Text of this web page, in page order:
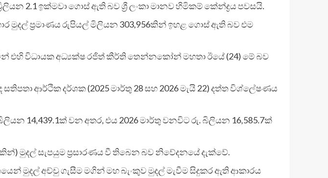
2.1 ඉක්මවා ගොස් ඇති බව ශ්‍රී ලංකා මානව හිමිකම් කේන්ද්‍රය පවසයි.
මුදල් ප්‍රමාණය රුපියල් මිලියන 303,956කින් ඉහළ ගොස් ඇති බව එම
එහි විධායක අධ්‍යක්ෂ රජිත් කීර්ති තෙන්නකෝන් මහතා ඊයේ (24) මේ බව
ආර්ථික දර්ශක (2025 මාර්තු 28 සහ 2026 මැයි 22) දත්ත විශ්ලේෂණය
14,439.1ක් වන අතර, එය 2026 මාර්තු වනවිට රු. බිලියන 16,585.7ක්
මුදල් සැපයුම ප්‍රසාරණය වී තිබෙන බව නිවේදනයේ දැක්වේ.
මුදල් අච්චු ගැසීම මගින් මහ බැංකුව මුදල් මැවීම සිදුකර ඇති ආකාරය